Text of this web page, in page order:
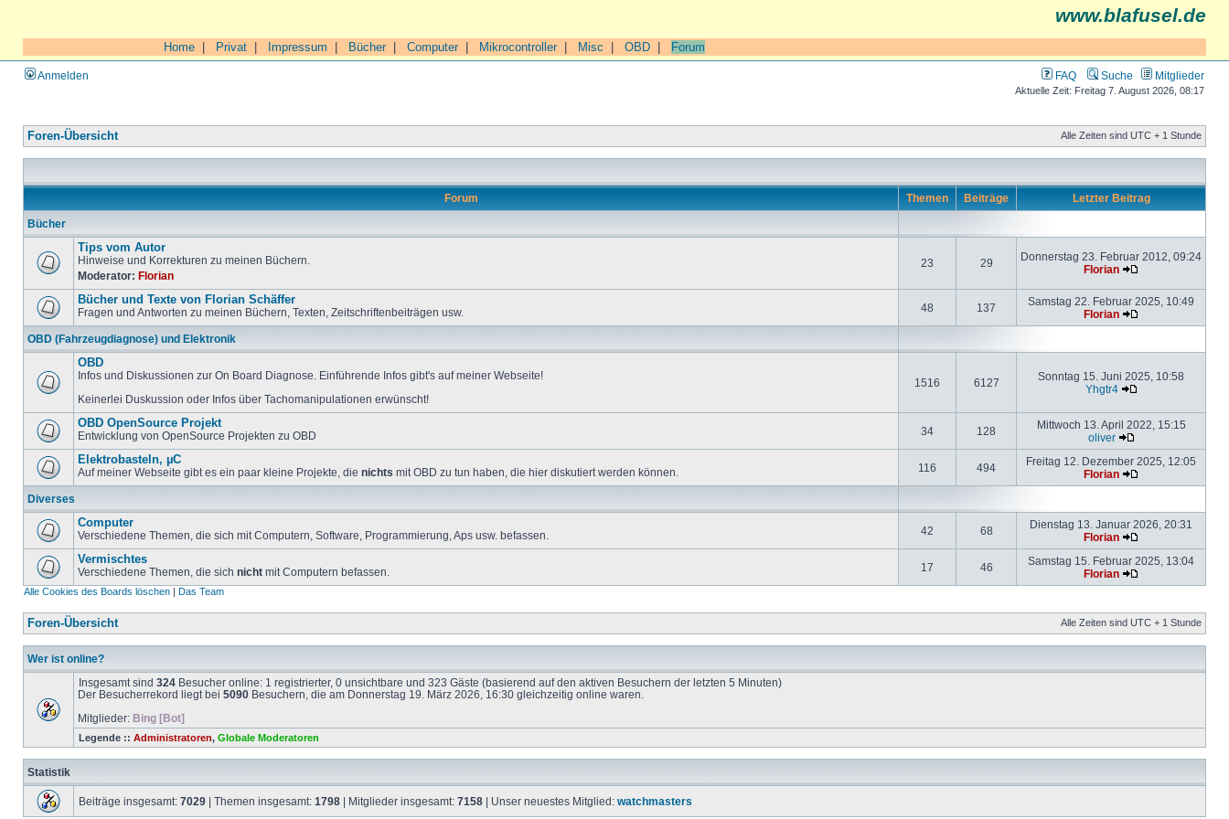
www.blafusel.de
Home Privat Impressum Bücher| Computer| Mikrocontroller| Misc OBD Forum
Anmelden FAQ Suche Mitglieder
Aktuelle Zeit: Freitag 7. August 2026, 08:17
Foren-Übersicht Alle Zeiten sind UTC + 1 Stunde
Forum Themen Beiträge Letzter Beitrag
Bücher
Tips vom Autor
Hinweise und Korrekturen zu meinen Büchern.
Moderator: Florian
23 29
Donnerstag 23. Februar 2012, 09:24
Florian
Bücher und Texte von Florian Schäffer
Fragen und Antworten zu meinen Büchern, Texten, Zeitschriftenbeiträgen usw. 48 137
Samstag 22. Februar 2025, 10:49
Florian
OBD (Fahrzeugdiagnose) und Elektronik
OBD
Infos und Diskussionen zur On Board Diagnose. Einführende Infos gibt's auf meiner Webseite!
Keinerlei Duskussion oder Infos über Tachomanipulationen erwünscht!
1516 6127
Sonntag 15. Juni 2025, 10:58
Yhgtr4
OBD OpenSource Projekt
Entwicklung von OpenSource Projekten zu OBD 34 128
Mittwoch 13. April 2022, 15:15
oliver
Elektrobasteln, µC
Auf meiner Webseite gibt es ein paar kleine Projekte, die nichts mit OBD zu tun haben, die hier diskutiert werden können. 116 494
Freitag 12. Dezember 2025, 12:05
Florian
Diverses
Computer
Verschiedene Themen, die sich mit Computern, Software, Programmierung, Aps usw. befassen. 42 68
Dienstag 13. Januar 2026, 20:31
Florian
Vermischtes
Verschiedene Themen, die sich nicht mit Computern befassen. 17 46
Samstag 15. Februar 2025, 13:04
Florian
Alle Cookies des Boards löschen | Das Team
Foren-Übersicht Alle Zeiten sind UTC + 1 Stunde
Wer ist online?
Insgesamt sind 324 Besucher online: 1 registrierter, 0 unsichtbare und 323 Gäste (basierend auf den aktiven Besuchern der letzten 5 Minuten)
Der Besucherrekord liegt bei 5090 Besuchern, die am Donnerstag 19. März 2026, 16:30 gleichzeitig online waren.
Mitglieder: Bing [Bot]
Legende :: Administratoren, Globale Moderatoren
Statistik
Beiträge insgesamt: 7029 | Themen insgesamt: 1798 | Mitglieder insgesamt: 7158 | Unser neuestes Mitglied: watchmasters